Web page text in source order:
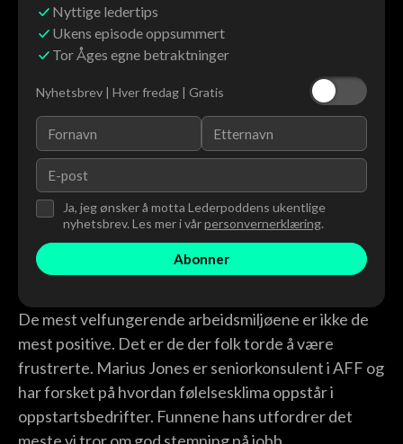
Nyttige ledertips
Ukens episode oppsummert
Tor Åges egne betraktninger
Nyhetsbrev | Hver fredag | Gratis
Ja, jeg ønsker å motta Lederpoddens ukentlige
nyhetsbrev. Les mer i vårpersonvernerklæring.
De mest velfungerende arbeidsmiljøene er ikke de
mest positive. Det er de der folk torde å være
frustrerte. Marius Jones er seniorkonsulent i AFF og
har forsket på hvordan følelsesklima oppstår i
oppstartsbedrifter. Funnene hans utfordrer det